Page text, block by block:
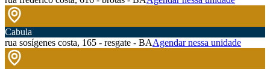
Cabula
rua sosígenes costa, 165 - resgate - BAAgendar nessa unidade